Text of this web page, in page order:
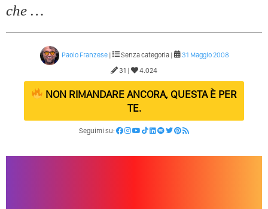
che …
Paolo Franzese | Senza categoria |
31 Maggio 2008
31 |
4.024
NON RIMANDARE ANCORA, QUESTA È PER
TE.
Seguimi su: